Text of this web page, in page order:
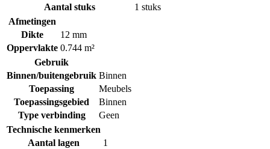
Aantal stuks
1 stuks
Afmetingen
Dikte
12 mm
Oppervlakte 0.744 m²
Gebruik
Binnen/buitengebruik Binnen
Toepassing
Meubels
Toepassingsgebied
Binnen
Type verbinding
Geen
Technische kenmerken
Aantal lagen
1